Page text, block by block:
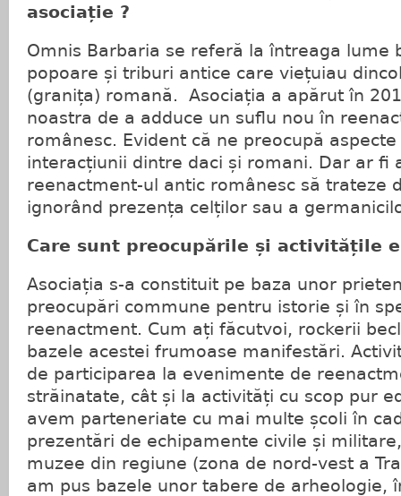
asociație ?
Omnis Barbaria se referă la întreaga lume
popoare și triburi antice care viețuiau
(granița) romană. Asociația a apărut în
noastra de a adduce un suflu nou în
românesc. Evident că ne preocupă
interacțiunii dintre daci și romani. Dar ar fi
reenactment-ul antic românesc să trateze
ignorând prezența celților sau a
Care sunt preocupările și activitățile
Asociația s-a constituit pe baza unor
preocupări commune pentru istorie și în
reenactment. Cum ați făcutvoi, rockerii
bazele acestei frumoase manifestări.
de participarea la evenimente de
străinatate, cât și la activități cu scop pur
avem parteneriate cu mai multe școli în
prezentări de echipamente civile și
muzee din regiune (zona de nord-vest a
am pus bazele unor tabere de arheologie,